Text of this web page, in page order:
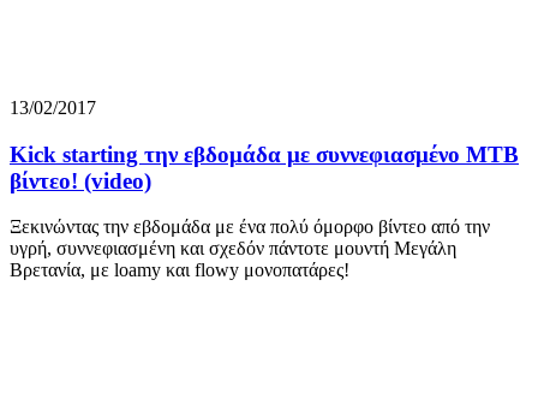
13/02/2017
Kick starting την εβδομάδα με συννεφιασμένο ΜΤΒ
βίντεο! (video)
Ξεκινώντας την εβδομάδα με ένα πολύ όμορφο βίντεο από την
υγρή, συννεφιασμένη και σχεδόν πάντοτε μουντή Μεγάλη
Βρετανία, με loamy και flowy μονοπατάρες!